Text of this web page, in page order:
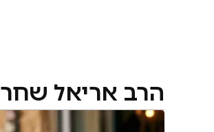
הרב אריאל שחר